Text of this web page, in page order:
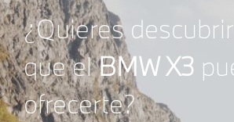
¿Quieres
que elBMW X3
ofrecerte?